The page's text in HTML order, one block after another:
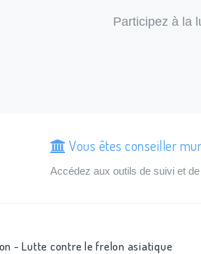
Participez à la
Vous êtes conseiller
Accédez aux outils de suivi et
- Lutte contre le frelon asiatique